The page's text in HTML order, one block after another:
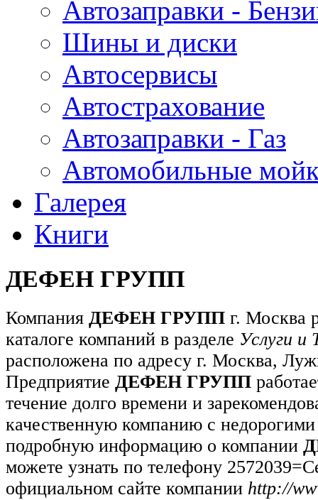
Автозаправки -
Шины и диски
Автосервисы
Автострахование
Автозаправки - Газ
Автомобильные
Галерея
Книги
ДЕФЕН ГРУПП
Компания ДЕФЕН ГРУПП г. Москва
каталоге компаний в разделе Услуги и
расположена по адресу г. Москва,
Предприятие ДЕФЕН ГРУПП
течение долго времени и
качественную компанию с
подробную информацию о компании
можете узнать по телефону
официальном сайте компании http://